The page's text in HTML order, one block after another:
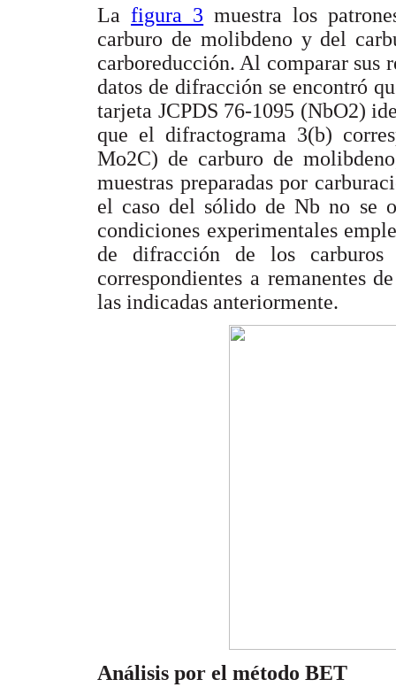
Lafigura 3 muestra los
carburo de molibdeno y del
carboreducción. Al comparar sus
datos de difracción se encontró
tarjeta JCPDS 76-1095 (NbO2)
que el difractograma 3(b)
Mo2C) de carburo de
muestras preparadas por
el caso del sólido de Nb no se
condiciones experimentales
de difracción de los
correspondientes a remanentes
las indicadas anteriormente.
Análisis por el método BET